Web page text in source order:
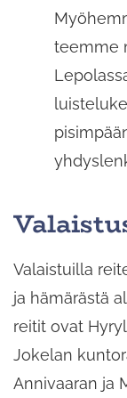
teemme
Valaistuilla
ja hämärästä
reitit ovat
Jokelan
Annivaaran ja